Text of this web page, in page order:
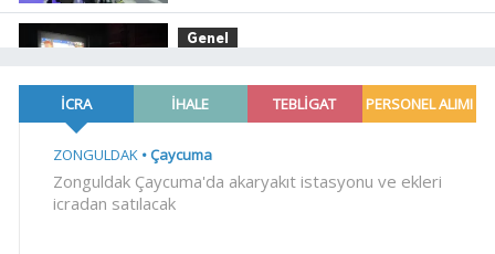
Genel
YOK!..
13:28Bursa Şehir Hastanesi